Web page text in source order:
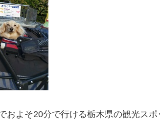
およそ20分で行ける栃木県の観光スポ